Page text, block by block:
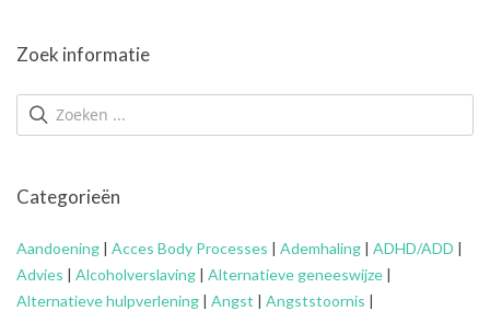
Zoek informatie
Categorieën
Aandoening | Acces Body Processes | Ademhaling | ADHD/ADD |
Advies | Alcoholverslaving | Alternatieve geneeswijze |
Alternatieve hulpverlening | Angst | Angststoornis |